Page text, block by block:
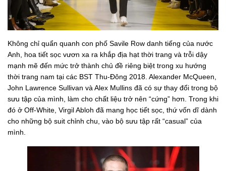
Không chỉ quẩn quanh con phố Savile Row danh tiếng của nước
Anh, hoa tiết sọc vươn xa ra khắp địa hạt thời trang và trỗi dậy
mạnh mẽ đến mức trở thành chủ đề riêng biệt trong xu hướng
thời trang nam tại các BST Thu-Đông 2018. Alexander McQueen,
John Lawrence Sullivan và Alex Mullins đã có sự thay đổi trong bộ
sưu tập của mình, làm cho chất liệu trở nên “cứng” hơn. Trong khi
đó ở Off-White, Virgil Abloh đã mang học tiết sọc, thứ vốn dĩ dành
cho những bộ suit chỉnh chu, vào bộ sưu tập rất “casual” của
mình.